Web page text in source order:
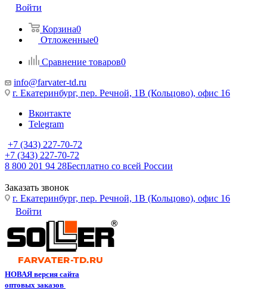
Войти
Корзина0
Отложенные0
Сравнение товаров0
info@farvater-td.ru
г. Екатеринбург, пер. Речной, 1В (Кольцово), офис 16
Вконтакте
Telegram
+7 (343) 227-70-72
+7 (343) 227-70-72
8 800 201 94 28Бесплатно со всей России
Заказать звонок
г. Екатеринбург, пер. Речной, 1В (Кольцово), офис 16
Войти
НОВАЯ версия сайта
оптовых заказов